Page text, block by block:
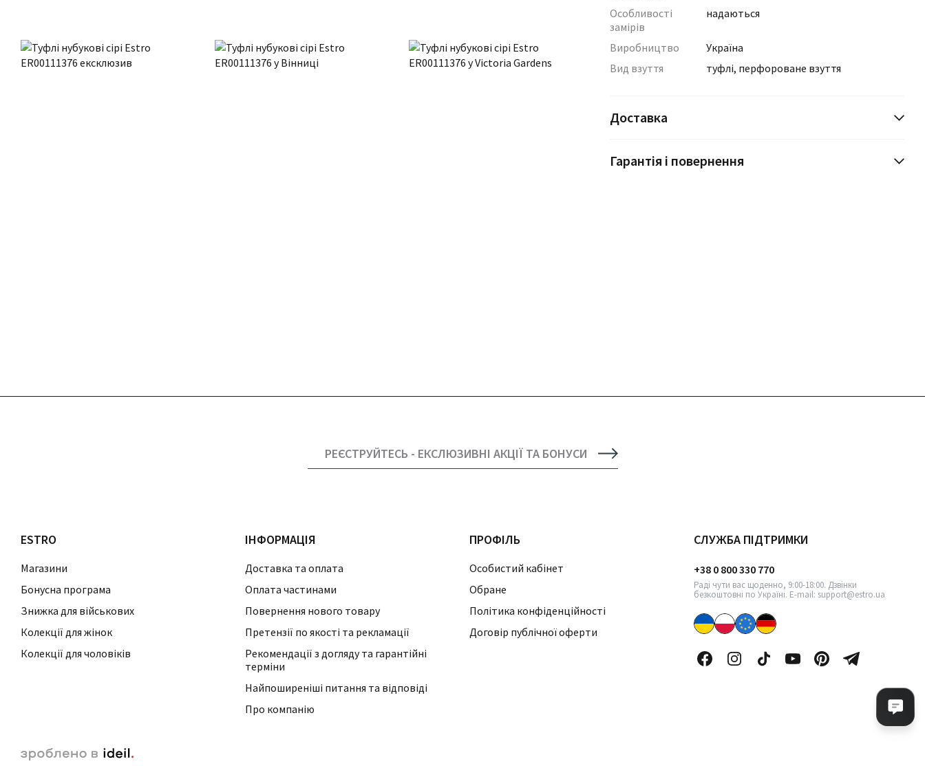
Особливості
замірів
надаються
Виробництво
Україна
Вид взуття
туфлі, перфороване взуття
Доставка
Гарантія і повернення
РЕЄСТРУЙТЕСЬ - ЕКСЛЮЗИВНІ АКЦІЇ ТА БОНУСИ
ESTRO
Магазини
Бонусна програма
Знижка для військових
Колекції для жінок
Колекції для чоловіків
ІНФОРМАЦІЯ
Доставка та оплата
Оплата частинами
Повернення нового товару
Претензії по якості та рекламації
Рекомендації з догляду та гарантійні
терміни
Найпоширеніші питання та відповіді
Про компанію
ПРОФІЛЬ
Особистий кабінет
Обране
Політика конфіденційності
Договір публічної оферти
СЛУЖБА ПІДТРИМКИ
+38 0 800 330 770
Раді чути вас щоденно, 9:00-18:00. Дзвінки
безкоштовні по Україні. E-mail: support@estro.ua